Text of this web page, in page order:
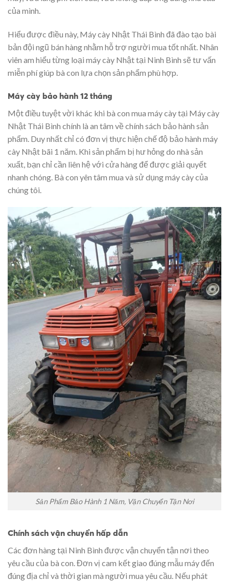
của mình.
Hiểu được điều này, Máy cày Nhật Thái Bình đã đào tạo bài
bản đội ngũ bán hàng nhằm hỗ trợ người mua tốt nhất. Nhân
viên am hiểu từng loại máy cày Nhật tại Ninh Bình sẽ tư vấn
miễn phí giúp bà con lựa chọn sản phẩm phù hợp.
Máy cày bảo hành 12 tháng
Một điều tuyệt vời khác khi bà con mua máy cày tại Máy cày
Nhật Thái Bình chính là an tâm về chính sách bảo hành sản
phẩm. Duy nhất chỉ có đơn vị thực hiện chế độ bảo hành máy
cày Nhật bãi 1 năm. Khi sản phẩm bị hư hỏng do nhà sản
xuất, bạn chỉ cần liên hệ với cửa hàng để được giải quyết
nhanh chóng. Bà con yên tâm mua và sử dụng máy cày của
chúng tôi.
Sản Phẩm Bảo Hành 1 Năm, Vận Chuyển Tận Nơi
Chính sách vận chuyển hấp dẫn
Các đơn hàng tại Ninh Bình được vận chuyển tận nơi theo
yêu cầu của bà con. Đơn vị cam kết giao đúng mẫu máy đến
đúng địa chỉ và thời gian mà người mua yêu cầu. Nếu phát